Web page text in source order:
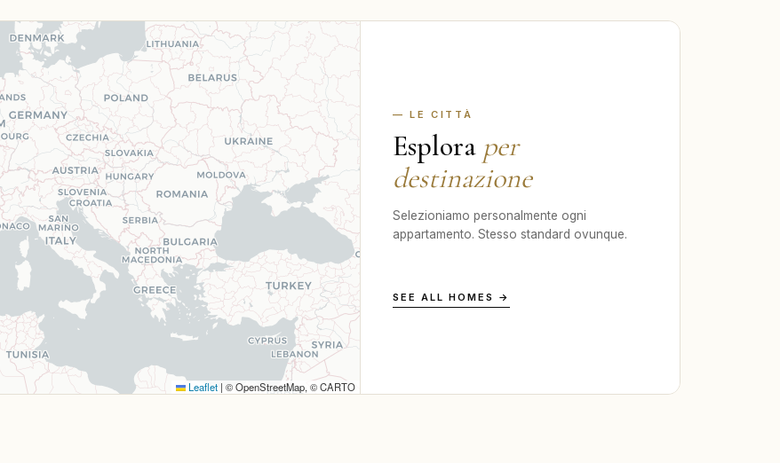
Leaflet | © OpenStreetMap, © CARTO
— LE CITTÀ
Esplora per
destinazione
Selezioniamo personalmente ogni
appartamento. Stesso standard ovunque.
SEE ALL HOMES →